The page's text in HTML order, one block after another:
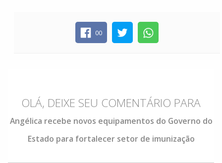
00
OLÁ, DEIXE SEU COMENTÁRIO PARA
Angélica recebe novos equipamentos do Governo do
Estado para fortalecer setor de imunização